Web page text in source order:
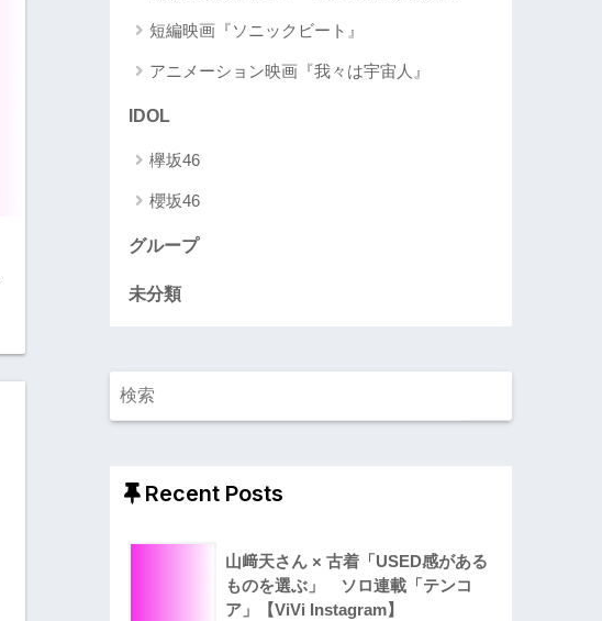
短編映画『ソニックビート』
アニメーション映画『我々は宇宙人』
IDOL
欅坂46
櫻坂46
グループ
未分類
Recent Posts
山﨑天さん × 古着「USED感がある
ものを選ぶ」 ソロ連載「テンコ
ア」【ViVi Instagram】